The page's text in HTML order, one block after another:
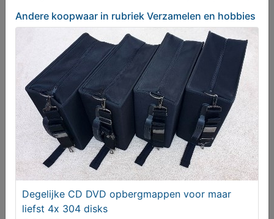
6x Dubbeldekker, Trolly, voertuigen collectors
verzameling
€ 160,00
Andere koopwaar in rubriek Verzamelen en hobbies
Degelijke CD DVD opbergmappen voor maar
liefst 4x 304 disks